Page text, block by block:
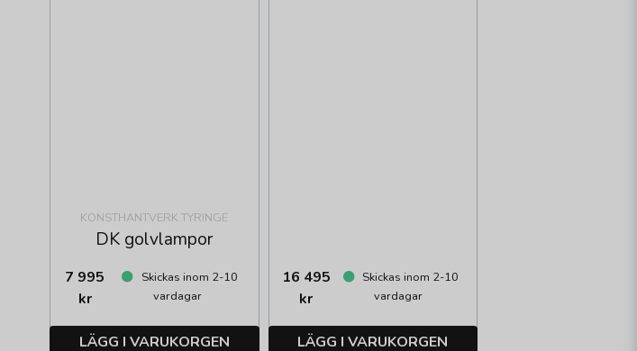
KONSTHANTVERK TYRINGE
DK golvlampor
7 995
kr
Skickas inom 2-10
vardagar
LÄGG I VARUKORGEN
16 495
kr
Skickas inom 2-10
vardagar
LÄGG I VARUKORGEN